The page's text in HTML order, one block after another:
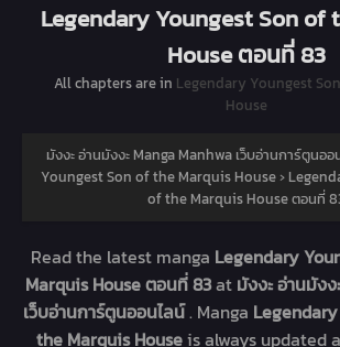
Legendary Youngest Son of
House ตอนที่ 83
All chapters are in Legendary Youngest
House
มังงะ อ่านมังงะ Manga Manhwa เว็บอ่านการ์ตูนออ
Youngest Son of the Marquis House›
of the Marquis House ตอนที่
Read the latest manga Legendary
Marquis House ตอนที่ 83at มังงะ อ่านมัง
เว็บอ่านการ์ตูนออนไลน์. Manga
the Marquis Houseis always updated